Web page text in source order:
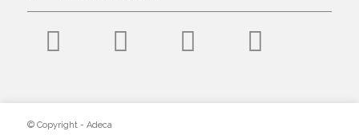
© Copyright - Adeca